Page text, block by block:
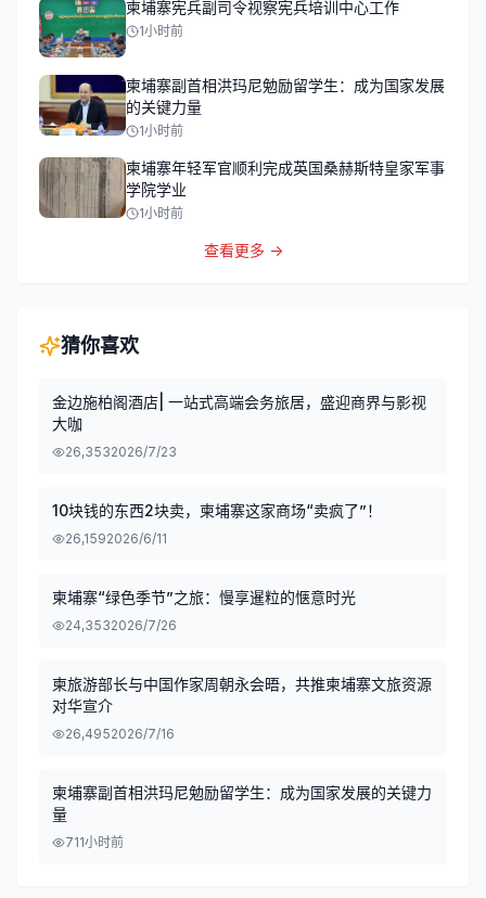
柬埔寨宪兵副司令视察宪兵培训中心工作
1小时前
柬埔寨副首相洪玛尼勉励留学生：成为国家发展
的关键力量
1小时前
柬埔寨年轻军官顺利完成英国桑赫斯特皇家军事
学院学业
1小时前
查看更多 →
猜你喜欢
金边施柏阁酒店| 一站式高端会务旅居，盛迎商界与影视
大咖
26,3532026/7/23
10块钱的东西2块卖，柬埔寨这家商场“卖疯了”！
26,1592026/6/11
柬埔寨“绿色季节”之旅：慢享暹粒的惬意时光
24,3532026/7/26
柬旅游部长与中国作家周朝永会晤，共推柬埔寨文旅资源
对华宣介
26,4952026/7/16
柬埔寨副首相洪玛尼勉励留学生：成为国家发展的关键力
量
711小时前